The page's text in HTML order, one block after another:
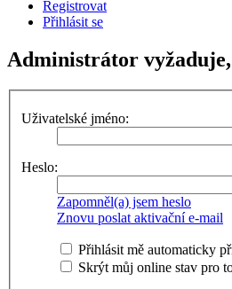
Registrovat
Přihlásit se
Administrátor
Uživatelské jméno:
Heslo:
Zapomněl(a) jsem heslo
Znovu poslat aktivační e-mail
Přihlásit mě automaticky
Skrýt můj online stav pro